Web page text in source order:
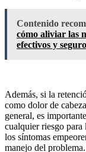
Contenido
cómo aliviar las
efectivos y
Además, si la
como dolor de
general, es
cualquier riesgo para
los síntomas
manejo del problema.